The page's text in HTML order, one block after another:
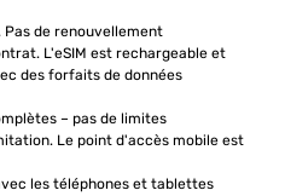
de renouvellement
L'eSIM est rechargeable et
des forfaits de données
– pas de limites
Le point d'accès mobile est
les téléphones et tablettes